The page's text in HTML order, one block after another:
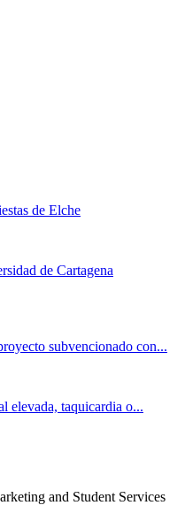
de Elche
de Cartagena
subvencionado con...
elevada, taquicardia o...
and Student Services